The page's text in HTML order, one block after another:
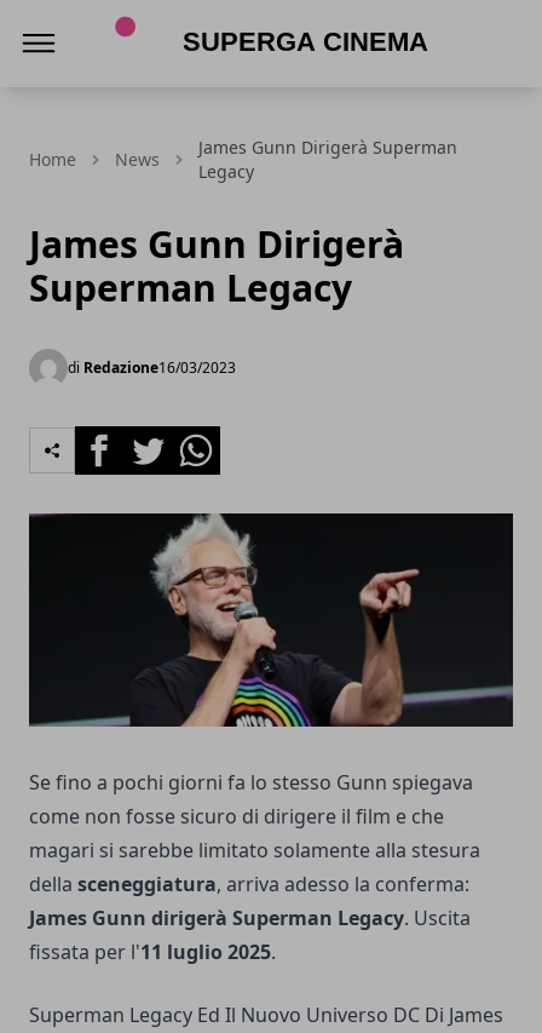
Home News
James Gunn Dirigerà Superman
Legacy
James Gunn Dirigerà
Superman Legacy
di Redazione16/03/2023
FacebookTwitterWhatsapp
Se fino a pochi giorni fa lo stesso Gunn spiegava
come non fosse sicuro di dirigere il film e che
magari si sarebbe limitato solamente alla stesura
della sceneggiatura, arriva adesso la conferma:
James Gunn dirigerà Superman Legacy. Uscita
fissata per l'11 luglio 2025.
Superman Legacy Ed Il Nuovo Universo DC Di James